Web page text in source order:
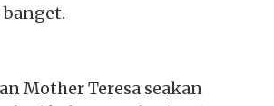
Mother Teresa seakan